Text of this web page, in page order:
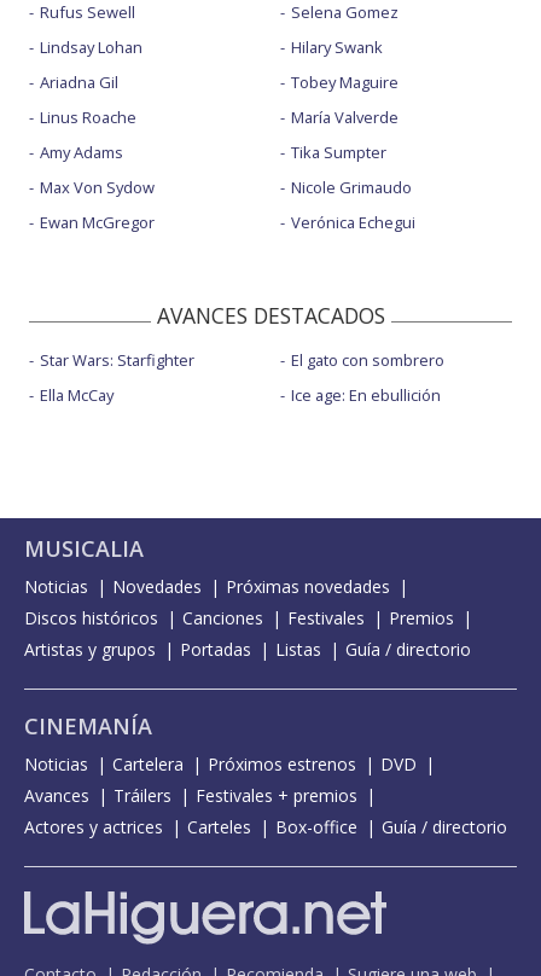
Rufus Sewell
Lindsay Lohan
Ariadna Gil
Linus Roache
Amy Adams
Max Von Sydow
Ewan McGregor
Selena Gomez
Hilary Swank
Tobey Maguire
María Valverde
Tika Sumpter
Nicole Grimaudo
Verónica Echegui
AVANCES DESTACADOS
Star Wars: Starfighter
Ella McCay
El gato con sombrero
Ice age: En ebullición
MUSICALIA
Noticias Novedades
Próximas novedades
Discos históricos
Canciones Festivales
Premios
Artistas y grupos
Portadas Listas Guía / directorio
CINEMANÍA
Noticias Cartelera Próximos estrenos
DVD
Avances
Tráilers
Festivales + premios
Actores y actrices
Carteles Box-office Guía / directorio